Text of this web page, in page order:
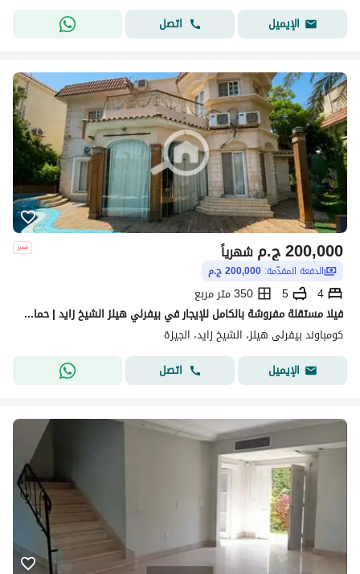
الإيميل
اتصل
ج.م200,000 شهرياً
الدفعة المقدّمة: 200,000 ج.م
4
5
350 متر مربع
فيلا مستقلة مفروشة بالكامل للإيجار في بيفرلي هيلز الشيخ زايد | حمام سباحة خاص | 4 غرف نوم | ريسبشن 3 قطع | رووف 90م | غرفة ناني بحمام إيجار سنوي فقط
كومباوند بيفرلى هيلز، الشيخ زايد، الجيزة
الإيميل
اتصل